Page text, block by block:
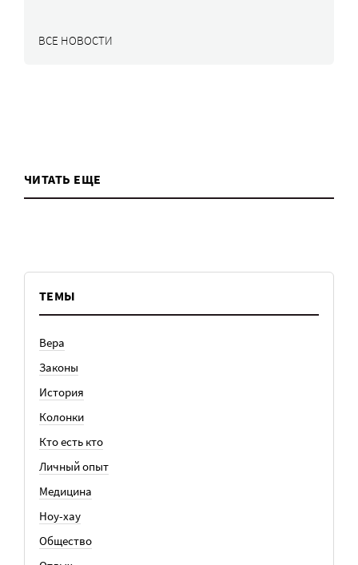
ВСЕ НОВОСТИ
ЧИТАТЬ ЕЩЕ
ТЕМЫ
Вера
Законы
История
Колонки
Кто есть кто
Личный опыт
Медицина
Ноу-хау
Общество